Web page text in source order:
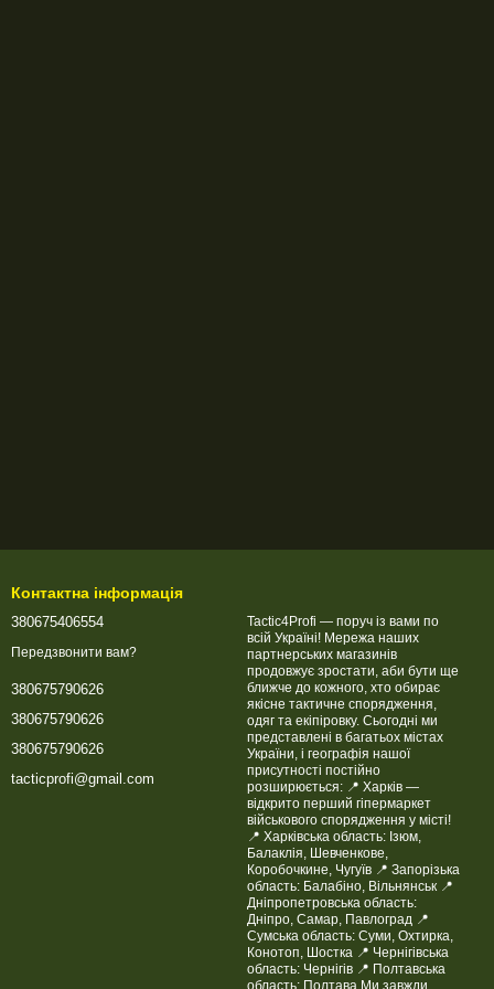
Контактна інформація
380675406554
Передзвонити вам?
380675790626
380675790626
380675790626
tacticprofi@gmail.com
Tactic4Profi — поруч із вами по
всій Україні! Мережа наших
партнерських магазинів
продовжує зростати, аби бути ще
ближче до кожного, хто обирає
якісне тактичне спорядження,
одяг та екіпіровку. Сьогодні ми
представлені в багатьох містах
України, і географія нашої
присутності постійно
розширюється: 📍 Харків —
відкрито перший гіпермаркет
військового спорядження у місті!
📍 Харківська область: Ізюм,
Балаклія, Шевченкове,
Коробочкине, Чугуїв 📍 Запорізька
область: Балабіно, Вільнянськ 📍
Дніпропетровська область:
Дніпро, Самар, Павлоград 📍
Сумська область: Суми, Охтирка,
Конотоп, Шостка 📍 Чернігівська
область: Чернігів 📍 Полтавська